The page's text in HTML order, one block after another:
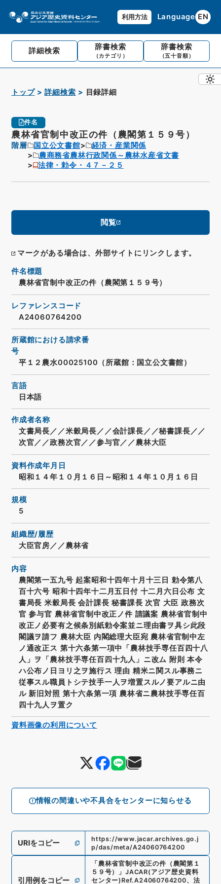
利用方法 Language EN
詳細検索 辞書検索
（カテゴリ）
辞書検索
（五十音順）
トップ 詳細検索 目録詳細
件名
農林省官制中改正の件（農閣第１５９号）
階層 国立公文書館
経済・産業関係
農商務省農林行政関係～農林水産省文書
法律・勅令・４７－２５
閲覧
マークがある場合は、外部サイトにリンクします。
情報の間違いや不具合をセンターに知らせる
件名標題
農林省官制中改正の件（農閣第１５９号）
レファレンスコード
A24060764200
所蔵館における請求番
号
平１２農水00025100（所蔵館：国立公文書館）
言語
日本語
作成者名称
文書局長／／米穀局長／／会計課長／／秘書課長／／
次官／／政務次官／／参与官／／農林大臣
資料作成年月日
昭和１４年１０月１６日～昭和１４年１０月１６日
規模
5
組織歴/履歴
大臣官房／／農林省
内容
農閣第一五九号 起案昭和十四年十月十三日 勅令第八
百十六号 昭和十四年十二月五日付 十二月六日公布 文
書局長 米穀局長 会計課長 秘書課長 次官 大臣 政務次
官 参与官 農林省官制中改正ノ件 請議案 農林省官制中
改正ノ必要有之候条別紙勅令案並ニ理由書ヲ具シ此段
閣議ヲ請フ 農林大臣 内閣総理大臣宛 農林省官制中左
ノ通改正ス 第十六条第一項中「農林技手専任百四十八
人」ヲ「農林技手専任百四十九人」ニ改ム 附則 本令
ハ公布ノ日ヨリ之ヲ施行ス 理由 精米ニ関スル事務ニ
従事スル職員トシテ技手一人ヲ増置スルノ要アルニ由
ル 新旧対照 第十六条第一項 農林省ニ農林技手専任百
四十九人ヲ置ク
URIをコピー
https://www.jacar.archives.go.j
p/das/meta/A24060764200
引用例をコピー
「 農林省官制中改正の件（農閣第１
５９号）
」 JACAR(アジア歴史資料
センター) Ref.A24060764200、 法
資料画像の利用について